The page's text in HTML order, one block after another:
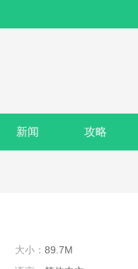
新闻 攻略
大小： 89.7M